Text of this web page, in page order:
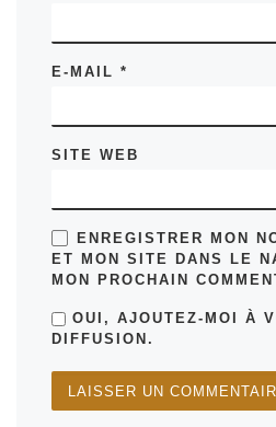
E-MAIL*
SITE WEB
ENREGISTRER MON
ET MON SITE DANS LE
MON PROCHAIN
OUI, AJOUTEZ-MOI À
DIFFUSION.